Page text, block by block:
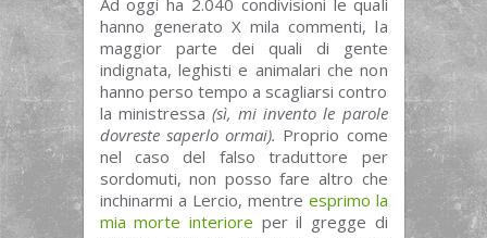
Ad oggi ha 2.040 condivisioni le quali
hanno generato X mila commenti, la
maggior parte dei quali di gente
indignata, leghisti e animalari che non
hanno perso tempo a scagliarsi contro
la ministressa (sì, mi invento le parole
dovreste saperlo ormai). Proprio come
nel caso del falso traduttore per
sordomuti, non posso fare altro che
inchinarmi a Lercio, mentre esprimo la
mia morte interiore per il gregge di